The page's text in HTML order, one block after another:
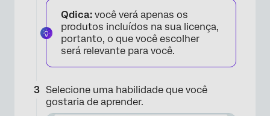
Qdica: você verá apenas os
produtos incluídos na sua licença,
portanto, o que você escolher
será relevante para você.
Selecione uma habilidade que você
gostaria de aprender.